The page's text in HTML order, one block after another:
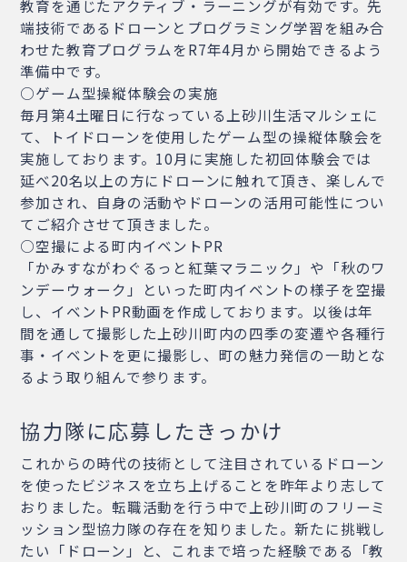
教育を通じたアクティブ・ラーニングが有効です。先
端技術であるドローンとプログラミング学習を組み合
わせた教育プログラムをR7年4月から開始できるよう
準備中です。
○ゲーム型操縦体験会の実施
毎月第4土曜日に行なっている上砂川生活マルシェに
て、トイドローンを使用したゲーム型の操縦体験会を
実施しております。10月に実施した初回体験会では
延べ20名以上の方にドローンに触れて頂き、楽しんで
参加され、自身の活動やドローンの活用可能性につい
てご紹介させて頂きました。
○空撮による町内イベントPR
「かみすながわぐるっと紅葉マラニック」や「秋のワ
ンデーウォーク」といった町内イベントの様子を空撮
し、イベントPR動画を作成しております。以後は年
間を通して撮影した上砂川町内の四季の変遷や各種行
事・イベントを更に撮影し、町の魅力発信の一助とな
るよう取り組んで参ります。
協力隊に応募したきっかけ
これからの時代の技術として注目されているドローン
を使ったビジネスを立ち上げることを昨年より志して
おりました。転職活動を行う中で上砂川町のフリーミ
ッション型協力隊の存在を知りました。新たに挑戦し
たい「ドローン」と、これまで培った経験である「教